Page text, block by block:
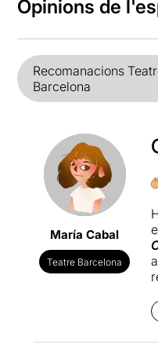
Opinions de
Recomanacions
Barcelona
María Cabal
Teatre Barcelona